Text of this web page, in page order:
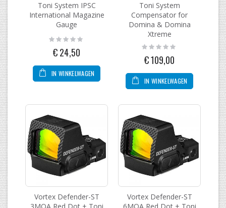
Toni System IPSC
International Magazine
Gauge
Rating:
0%
€ 24,50
IN WINKELWAGEN
Toni System
Compensator for
Domina & Domina
Xtreme
Rating:
0%
€ 109,00
IN WINKELWAGEN
Vortex Defender-ST
3MOA Red Dot + Toni
Vortex Defender-ST
6MOA Red Dot + Toni